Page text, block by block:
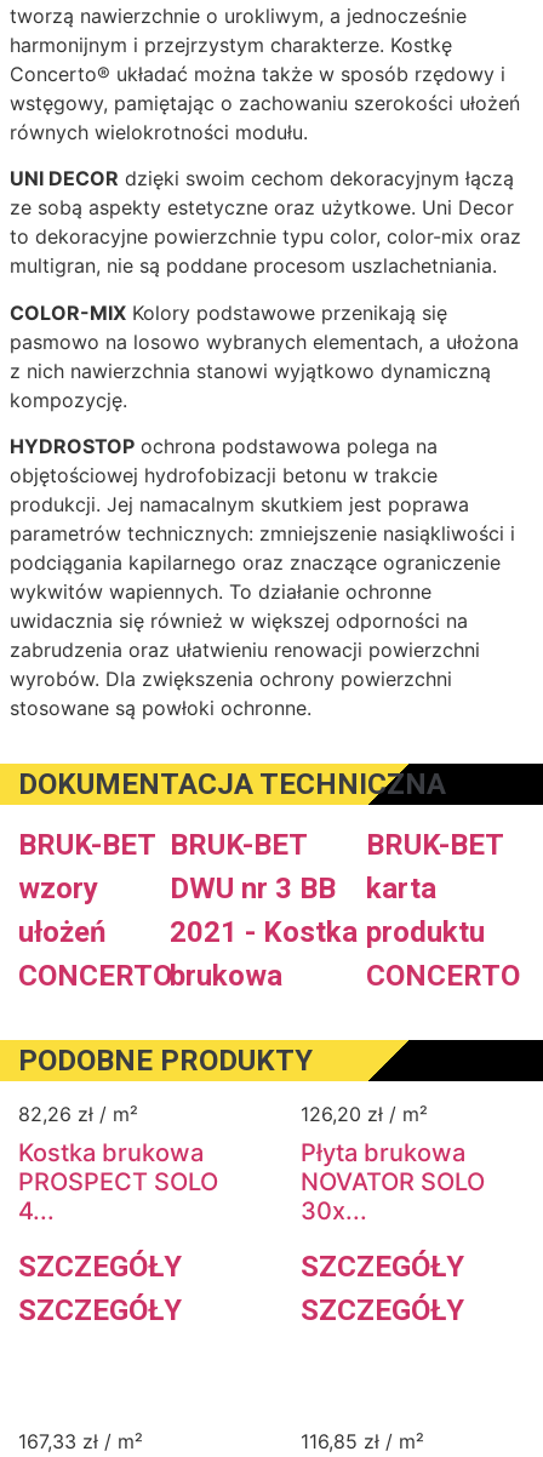
tworzą nawierzchnie o urokliwym, a jednocześnie
harmonijnym i przejrzystym charakterze. Kostkę
Concerto® układać można także w sposób rzędowy i
wstęgowy, pamiętając o zachowaniu szerokości ułożeń
równych wielokrotności modułu.
UNI DECOR dzięki swoim cechom dekoracyjnym łączą
ze sobą aspekty estetyczne oraz użytkowe. Uni Decor
to dekoracyjne powierzchnie typu color, color-mix oraz
multigran, nie są poddane procesom uszlachetniania.
COLOR-MIX Kolory podstawowe przenikają się
pasmowo na losowo wybranych elementach, a ułożona
z nich nawierzchnia stanowi wyjątkowo dynamiczną
kompozycję.
HYDROSTOP ochrona podstawowa polega na
objętościowej hydrofobizacji betonu w trakcie
produkcji. Jej namacalnym skutkiem jest poprawa
parametrów technicznych: zmniejszenie nasiąkliwości i
podciągania kapilarnego oraz znaczące ograniczenie
wykwitów wapiennych. To działanie ochronne
uwidacznia się również w większej odporności na
zabrudzenia oraz ułatwieniu renowacji powierzchni
wyrobów. Dla zwiększenia ochrony powierzchni
stosowane są powłoki ochronne.
DOKUMENTACJA TECHNICZNA
BRUK-BET
wzory
ułożeń
CONCERTO
BRUK-BET
DWU nr 3 BB
2021 - Kostka
brukowa
BRUK-BET
karta
produktu
CONCERTO
PODOBNE PRODUKTY
82,26 zł / m²
Kostka brukowa
PROSPECT SOLO
4...
SZCZEGÓŁY
SZCZEGÓŁY
126,20 zł / m²
Płyta brukowa
NOVATOR SOLO
30x...
SZCZEGÓŁY
SZCZEGÓŁY
167,33 zł / m² 116,85 zł / m²